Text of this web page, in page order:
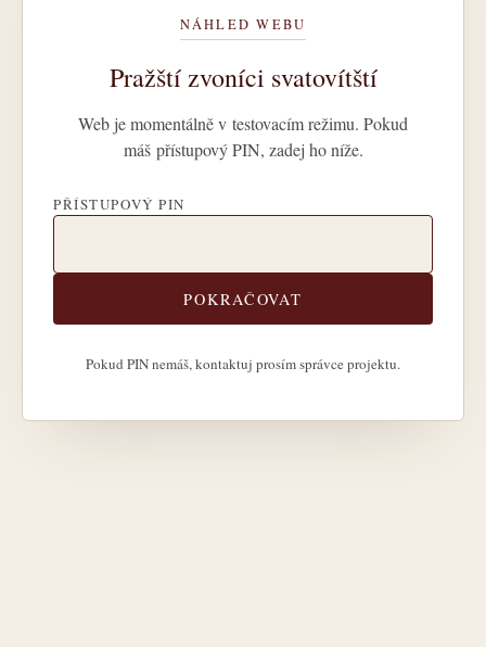
NÁHLED WEBU
Pražští zvoníci svatovítští
Web je momentálně v testovacím režimu. Pokud
máš přístupový PIN, zadej ho níže.
PŘÍSTUPOVÝ PIN
POKRAČOVAT
Pokud PIN nemáš, kontaktuj prosím správce projektu.